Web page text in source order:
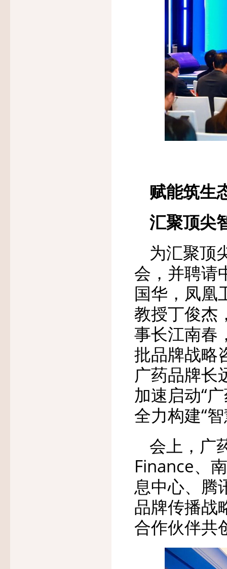
赋能筑生
汇聚顶尖
为汇聚顶
会，并聘请
国华，凤凰
教授丁俊杰
事长江南春
批品牌战略
广药品牌长
加速启动“
全力构建“
会上，广
Finance、
息中心、腾
品牌传播战
合作伙伴共